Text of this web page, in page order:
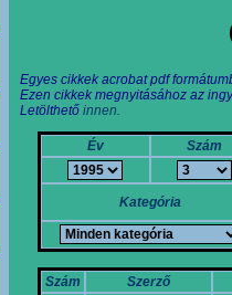
Egyes cikkek acrobat pdf
Ezen cikkek megnyitásához az
Letölthető innen.
Év Szám
Kategória
Szám
Szerző